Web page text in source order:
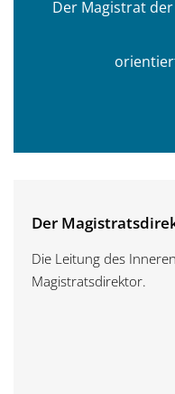
Der Magistrat
Der
Die Leitung des
Magistratsdirektor.